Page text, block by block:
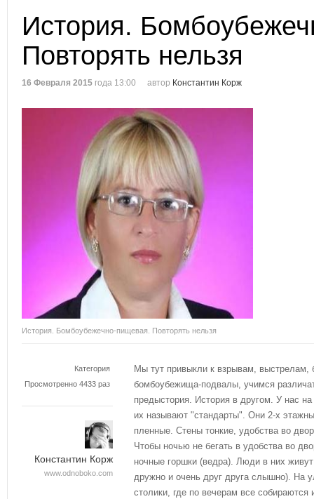
История.
Повторять нельзя
16 Февраля 2015 года 13:00 автор Константин Корж
История. Бомбоубежечно-пищевая. Повторять нельзя
Категория
Просмотренно 4433 раз
Константин Корж
www.odnoboko.com
Мы тут привыкли к взрывам, выстрелам,
бомбоубежища-подвалы, учимся
предыстория. История в другом. У нас
их называют "стандарты". Они 2-х
пленные. Стены тонкие, удобства во
Чтобы ночью не бегать в удобства во
ночные горшки (ведра). Люди в них
дружно и очень друг друга слышно). На
столики, где по вечерам все собираются